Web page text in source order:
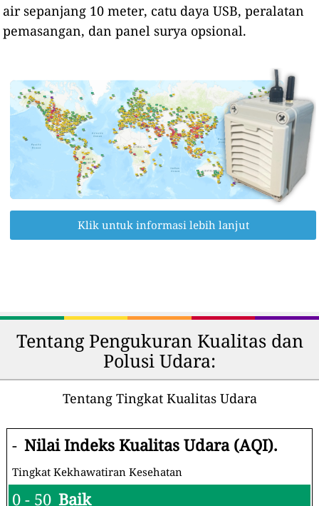
air sepanjang 10 meter, catu daya USB, peralatan
pemasangan, dan panel surya opsional.
Klik untuk informasi lebih lanjut
Tentang Pengukuran Kualitas dan
Polusi Udara:
Tentang Tingkat Kualitas Udara
- Nilai Indeks Kualitas Udara (AQI).
Tingkat Kekhawatiran Kesehatan
0 - 50 Baik